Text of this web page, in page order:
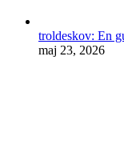
troldeskov: En
maj 23, 2026